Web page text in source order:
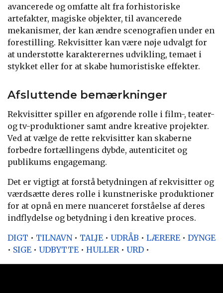
avancerede og omfatte alt fra forhistoriske
artefakter, magiske objekter, til avancerede
mekanismer, der kan ændre scenografien under en
forestilling. Rekvisitter kan være nøje udvalgt for
at understøtte karakterernes udvikling, temaet i
stykket eller for at skabe humoristiske effekter.
Afsluttende bemærkninger
Rekvisitter spiller en afgørende rolle i film-, teater-
og tv-produktioner samt andre kreative projekter.
Ved at vælge de rette rekvisitter kan skaberne
forbedre fortællingens dybde, autenticitet og
publikums engagemang.
Det er vigtigt at forstå betydningen af rekvisitter og
værdsætte deres rolle i kunstneriske produktioner
for at opnå en mere nuanceret forståelse af deres
indflydelse og betydning i den kreative proces.
DIGT • TILNAVN• TALJE • UDRÅB • LÆRERE • DYNGE
• SIGE • UDBYTTE • HULLER • URD •